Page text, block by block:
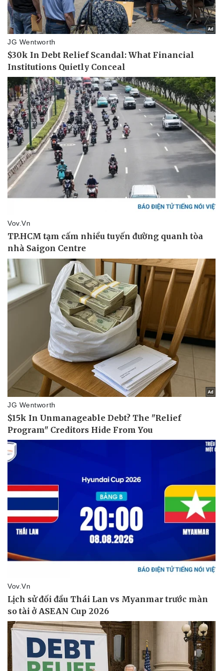
Thông tin doanh nghiệp
Doanh nghiệp 24h
Doanh nhân
Vì cộng đồng
Sành điệu
Tin Công nghệ
Trải nghiệm
Chuyển đổi số